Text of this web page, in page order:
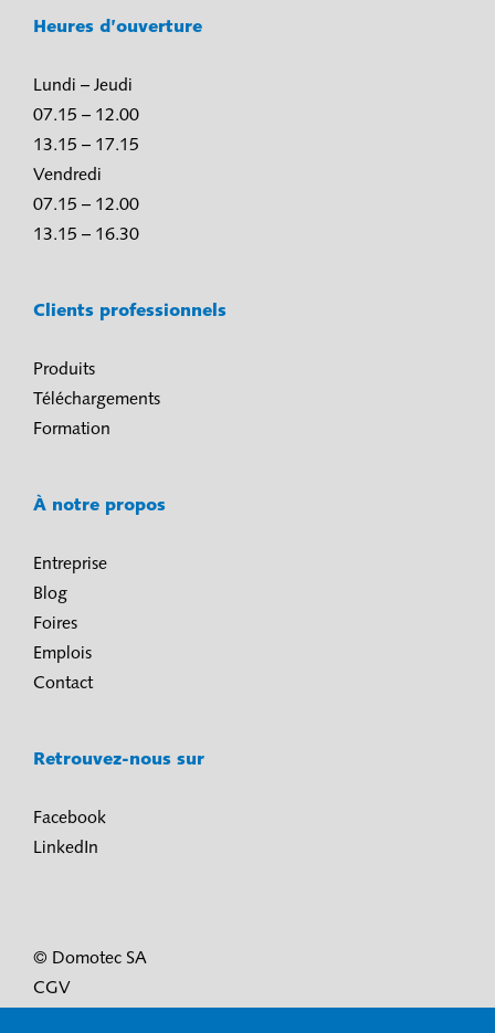
Heures d’ouverture
Lundi – Jeudi
07.15 – 12.00
13.15 – 17.15
Vendredi
07.15 – 12.00
13.15 – 16.30
Clients professionnels
Produits
Téléchargements
Formation
À notre propos
Entreprise
Blog
Foires
Emplois
Contact
Retrouvez-nous sur
Facebook
LinkedIn
© Domotec SA
CGV